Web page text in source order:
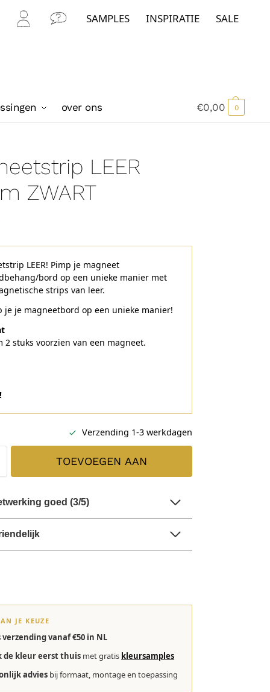
Mijn
Con
SAMPLES INSPIRATIE SALE
over ons €0,00 0
LEER
ZWART
LEER! Pimp je magneet
bord op een unieke manier met
strips van leer.
je je magneetbord op een unieke manier!
2 stuks voorzien van een magneet.
Verzending 1-3 werkdagen
TOEVOEGEN AAN
goed (3/5)
JE KEUZE
verzending vanaf €50 in NL
de kleur eerst thuis met gratis kleursamples
advies bij formaat, montage en toepassing